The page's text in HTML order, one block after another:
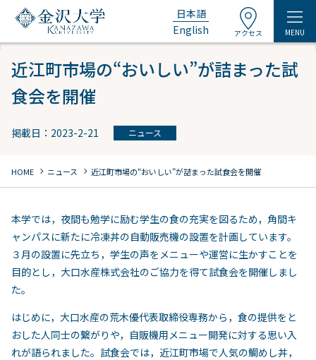
日本語
English
アクセス MENU
近江町市場の“おいしい”が詰まった試
食会を開催
掲載日：2023-2-21 ニュース
HOME chevron_right ニュース chevron_right 近江町市場の“おいしい”が詰まった試食会を開催
本学では，夜間も勉学に励む学生の食の充実を図るため，角間キ
ャンパスに新たに冷凍丼の自動販売機の設置を計画しています。
３月の設置に先立ち，学生の声をメニューや運営に生かすことを
目的とし，大口水産株式会社のご協力を得て試食会を開催しまし
た。
はじめに，大口水産の荒木優代表取締役専務から，食の提供をと
おした人同士の繋がりや，自販機用メニュー開発に対する思い入
れが語られました。試食会では，近江町市場で人気の鯛めし丼，